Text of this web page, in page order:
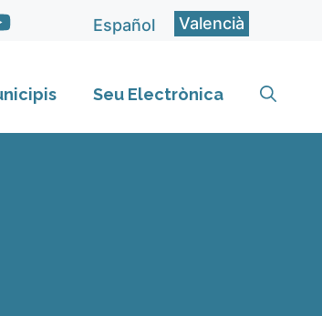
Español Valencià
Seu Electrònica